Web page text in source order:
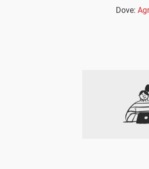
Dove: